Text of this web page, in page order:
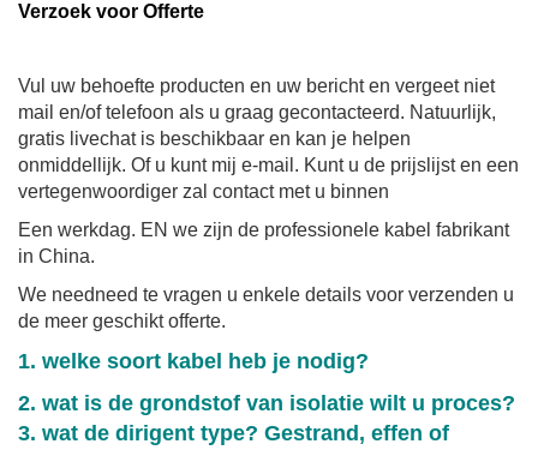
Verzoek voor Offerte
Vul uw behoefte producten en uw bericht en vergeet niet
mail en/of telefoon als u graag gecontacteerd. Natuurlijk,
gratis livechat is beschikbaar en kan je helpen
onmiddellijk. Of u kunt mij e-mail. Kunt u de prijslijst en een
vertegenwoordiger zal contact met u binnen
Een werkdag. EN we zijn de professionele kabel fabrikant
in China.
We needneed te vragen u enkele details voor verzenden u
de meer geschikt offerte.
1. welke soort kabel heb je nodig?
2. wat is de grondstof van isolatie wilt u proces?
3. wat de dirigent type? Gestrand, effen of